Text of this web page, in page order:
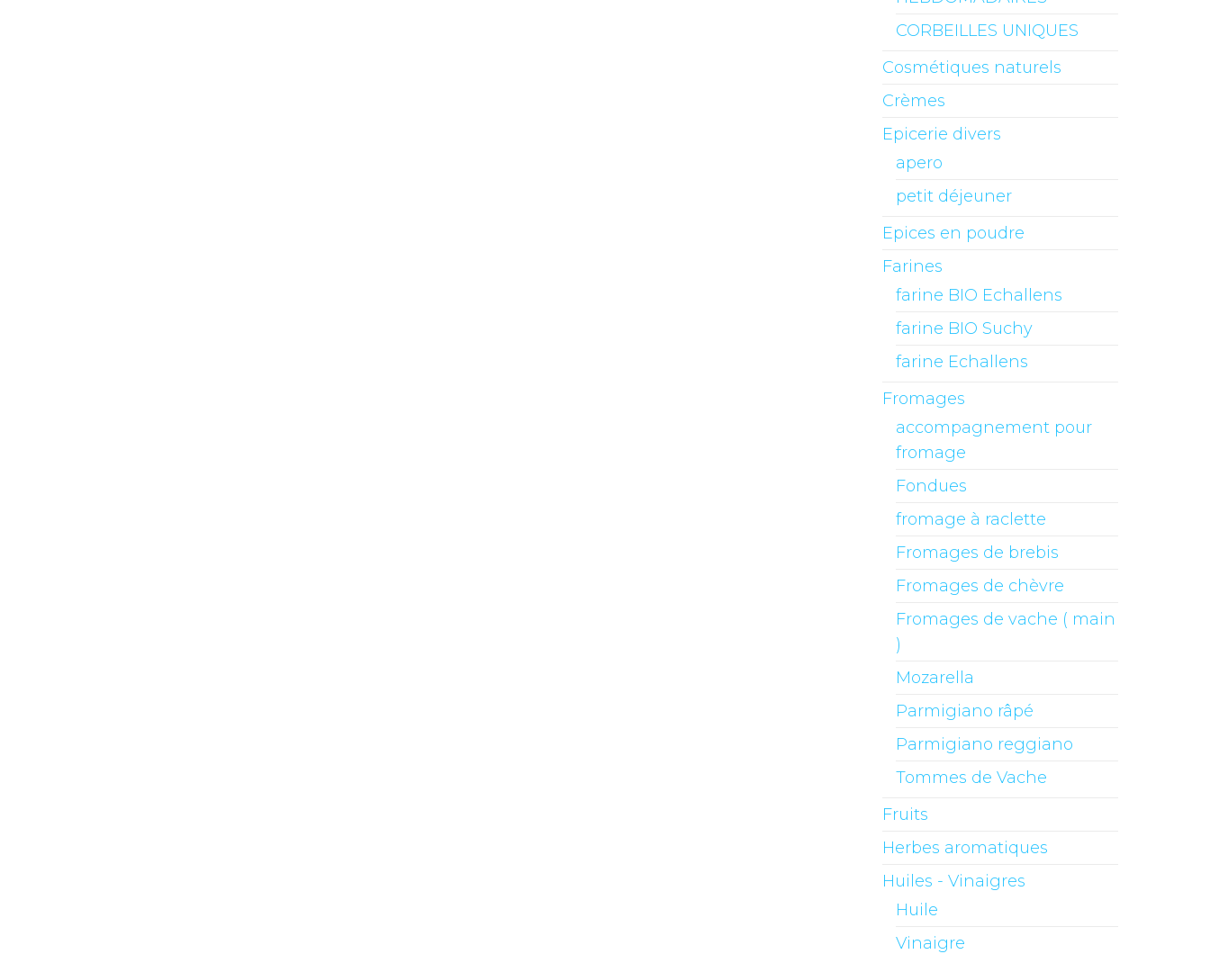
CORBEILLES UNIQUES
Cosmétiques naturels
Crèmes
Epicerie divers
apero
petit déjeuner
Epices en poudre
Farines
farine BIO Echallens
farine BIO Suchy
farine Echallens
Fromages
accompagnement pour
fromage
Fondues
fromage à raclette
Fromages de brebis
Fromages de chèvre
Fromages de vache ( main
)
Mozarella
Parmigiano râpé
Parmigiano reggiano
Tommes de Vache
Fruits
Herbes aromatiques
Huiles - Vinaigres
Huile
Vinaigre